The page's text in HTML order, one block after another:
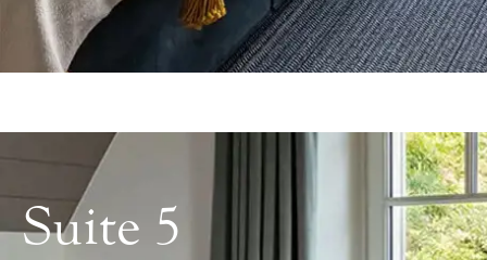
Suite 5